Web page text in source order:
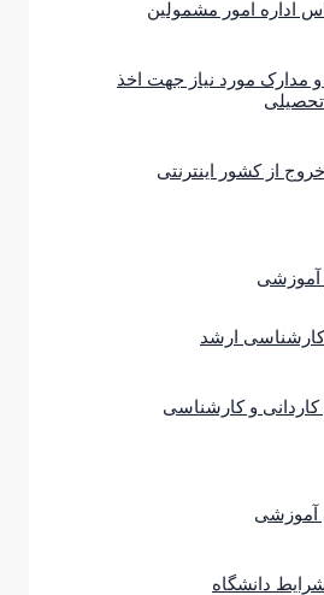
اداره امور مشمولین
و مدارک مورد نیاز جهت اخذ
خروج از کشور اینترنتی
آموزشی
ارشد
و کارشناسی
آموزشی
دانشگاه